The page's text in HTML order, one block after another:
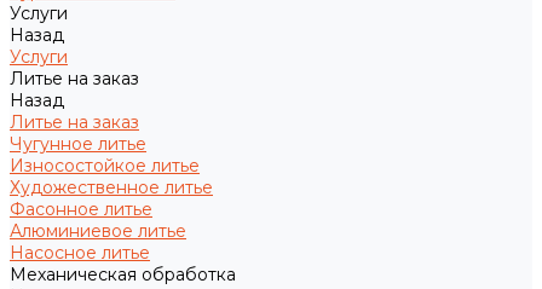
Услуги
Назад
Услуги
Литье на заказ
Назад
Литье на заказ
Чугунное литье
Износостойкое литье
Художественное литье
Фасонное литье
Алюминиевое литье
Насосное литье
Механическая обработка